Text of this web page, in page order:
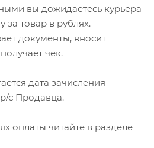
вы дожидаетесь курьера
за товар в рублях.
документы, вносит
чек.
дата зачисления
с Продавца.
оплаты читайте в разделе